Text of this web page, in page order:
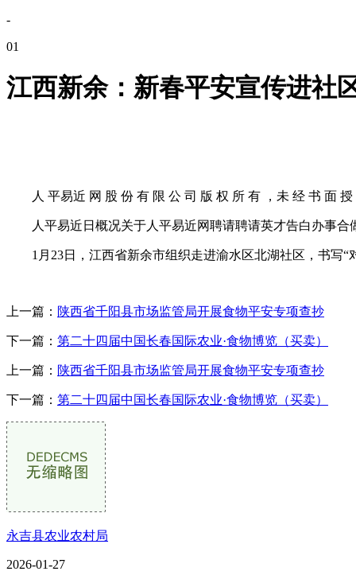
-
01
江西新余：新春平安宣传进社
人 平易近 网 股 份 有 限 公 司 版 权 所 有 ，未 经 书 面 授
人平易近日概况关于人平易近网聘请聘请英才告白办事合
1月23日，江西省新余市组织走进渝水区北湖社区，书写“
上一篇： 陕西省千阳县市场监管局开展食物平安专项查抄
下一篇： 第二十四届中国长春国际农业·食物博览（买卖）
上一篇： 陕西省千阳县市场监管局开展食物平安专项查抄
下一篇： 第二十四届中国长春国际农业·食物博览（买卖）
永吉县农业农村局
2026-01-27